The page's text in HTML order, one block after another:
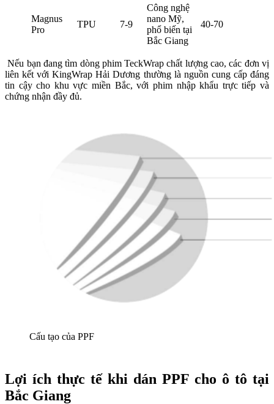
Magnus
Pro
TPU 7-9
Công nghệ
nano Mỹ,
phổ biến tại
Bắc Giang
40-70
Nếu bạn đang tìm dòng phim TeckWrap chất lượng cao, các đơn vị
liên kết với KingWrap Hải Dương thường là nguồn cung cấp đáng
tin cậy cho khu vực miền Bắc, với phim nhập khẩu trực tiếp và
chứng nhận đầy đủ.
Cấu tạo của PPF
Lợi ích thực tế khi dán PPF cho ô tô tại
Bắc Giang